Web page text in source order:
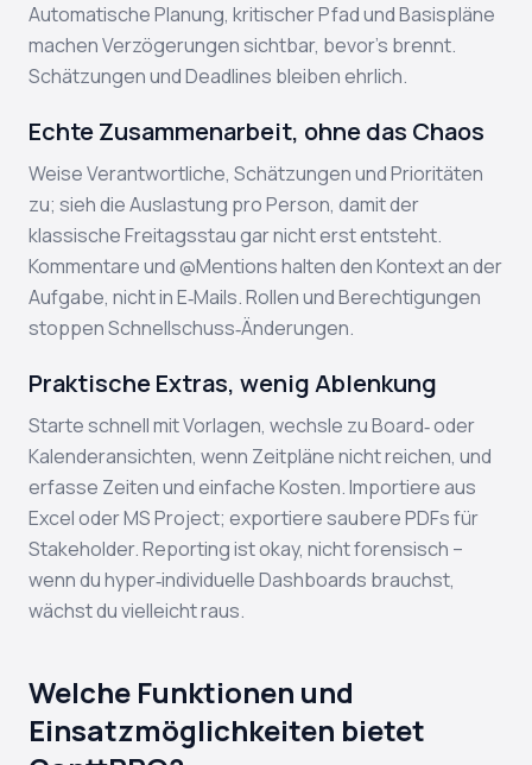
Automatische Planung, kritischer Pfad und Basispläne
machen Verzögerungen sichtbar, bevor’s brennt.
Schätzungen und Deadlines bleiben ehrlich.
Echte Zusammenarbeit, ohne das Chaos
Weise Verantwortliche, Schätzungen und Prioritäten
zu; sieh die Auslastung pro Person, damit der
klassische Freitagsstau gar nicht erst entsteht.
Kommentare und @Mentions halten den Kontext an der
Aufgabe, nicht in E‑Mails. Rollen und Berechtigungen
stoppen Schnellschuss‑Änderungen.
Praktische Extras, wenig Ablenkung
Starte schnell mit Vorlagen, wechsle zu Board‑ oder
Kalenderansichten, wenn Zeitpläne nicht reichen, und
erfasse Zeiten und einfache Kosten. Importiere aus
Excel oder MS Project; exportiere saubere PDFs für
Stakeholder. Reporting ist okay, nicht forensisch –
wenn du hyper‑individuelle Dashboards brauchst,
wächst du vielleicht raus.
Welche Funktionen und
Einsatzmöglichkeiten bietet